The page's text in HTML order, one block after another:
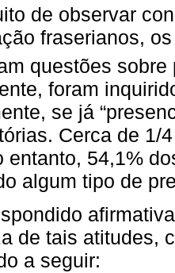
de observar
fraserianos,
questões
foram
se já
Cerca de 1/
entanto, 54,1%
algum tipo de
de tais atitudes,
a seguir: